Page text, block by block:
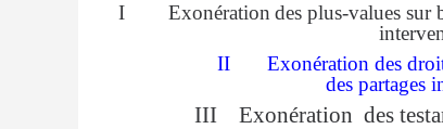
I Exonération des plus-values sur
II
Exonération des
des partages
III Exonération des